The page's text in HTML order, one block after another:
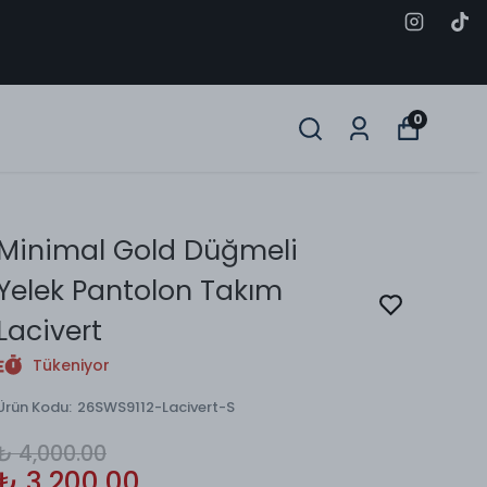
0
Gold Düğmeli
Pantolon Takım
Tükeniyor
Kodu: 26SWS9112-Lacivert-S
4,000.00